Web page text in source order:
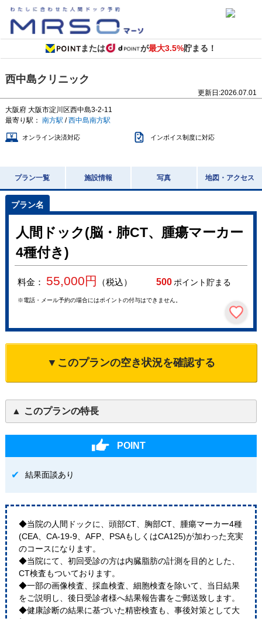
または が最大3.5%貯まる！
西中島クリニック
更新日:2026.07.01
大阪府 大阪市淀川区西中島3-2-11
最寄り駅： 南方駅 /西中島南方駅
オンライン決済対応 インボイス制度に対応
プラン一覧 施設情報 写真 地図・アクセス
人間ドック(脳・肺CT、腫瘍マーカー
4種付き)
料金： 55,000円 （税込） 500ポイント貯まる
※電話・メール予約の場合にはポイントの付与はできません。
▼このプランの空き状況を確認する
このプランの特長
POINT
結果面談あり
◆当院の人間ドックに、頭部CT、胸部CT、腫瘍マーカー4種
(CEA、CA-19-9、AFP、PSAもしくはCA125)が加わった充実
のコースになります。
◆当院にて、初回受診の方は内臓脂肪の計測を目的とした、
CT検査もついております。
◆一部の画像検査、採血検査、細胞検査を除いて、当日結果
をご説明し、後日受診者様へ結果報告書をご郵送致します。
◆健康診断の結果に基づいた精密検査も、事後対策として大